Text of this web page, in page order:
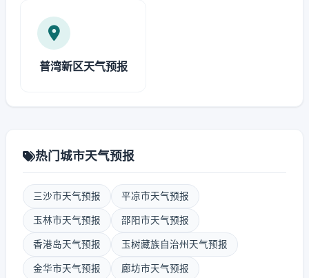
普湾新区天气预报
热门城市天气预报
三沙市天气预报 平凉市天气预报
玉林市天气预报 邵阳市天气预报
香港岛天气预报 玉树藏族自治州天气预报
金华市天气预报 廊坊市天气预报